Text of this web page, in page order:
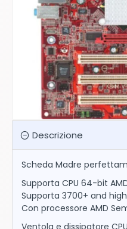
Descrizione
Scheda Madre
Supporta CPU 64-bit
Supporta 3700+ and
Con processore AMD
Ventola e dissipatore